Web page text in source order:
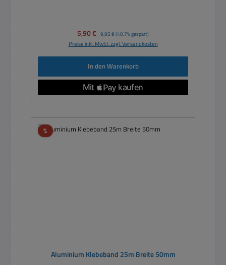
Verkaufspreis:
5,90 € Regulärer Preis:
9,95 € (40.7% gespart)
Preise inkl. MwSt. zzgl. Versandkosten
In den Warenkorb
%Rabatt
Aluminium Klebeband 25m Breite 50mm